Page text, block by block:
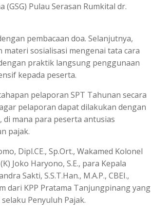
Pulau Serasan Rumkital dr.
pembacaan doa. Selanjutnya,
sosialisasi mengenai tata cara
praktik langsung penggunaan
kepada peserta.
pelaporan SPT Tahunan secara
pelaporan dapat dilakukan dengan
mana para peserta antusias
pajak.
Dipl.CE., Sp.Ort., Wakamed Kolonel
Joko Haryono, S.E., para Kepala
Sakti, S.S.T.Han., M.A.P., CBEI.,
dari KPP Pratama Tanjungpinang yang
Penyuluh Pajak.